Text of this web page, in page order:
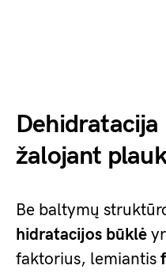
žalojant
Be baltymų
hidratacijos būklė
faktorius, lemiantis